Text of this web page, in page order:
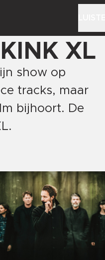
XL
show op
tracks, maar
bijhoort. De